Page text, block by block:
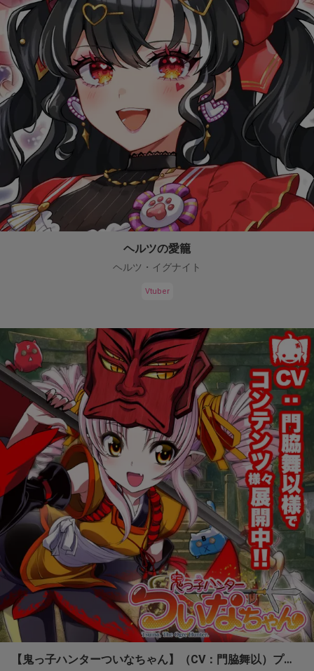
ヘルツの愛籠
ヘルツ・イグナイト
Vtuber
【鬼っ子ハンターついなちゃん】（CV：門脇舞以）プロジェクト！